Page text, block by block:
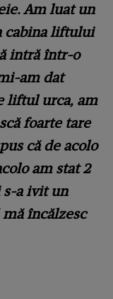
Am luat un
cabina liftului
intră într-o
am dat
liftul urca, am
foarte tare
că de acolo
am stat 2
s-a ivit un
încălzesc